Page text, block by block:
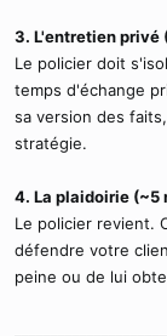
3. L'entretien privé
Le policier doit
temps d'échange
sa version des
stratégie.
4. La plaidoirie (~5
Le policier revient.
défendre votre
peine ou de lui